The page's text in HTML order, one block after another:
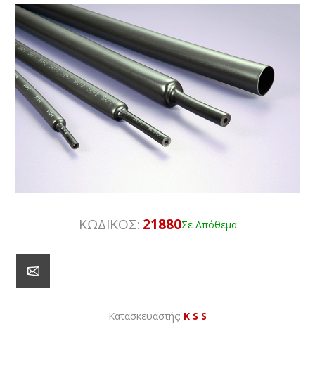
ΚΩΔΙΚΟΣ: 21880Σε Απόθεμα
Κατασκευαστής: K S S